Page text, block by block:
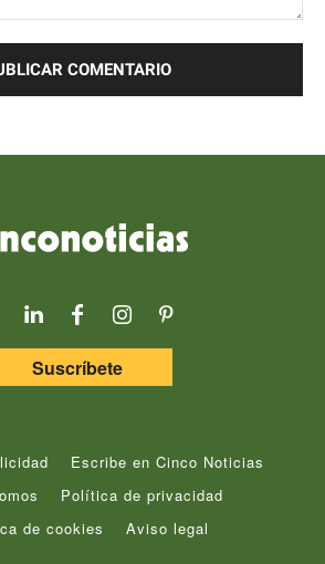
Suscríbete
Escribe en Cinco Noticias
Política de privacidad
de cookies
Aviso legal